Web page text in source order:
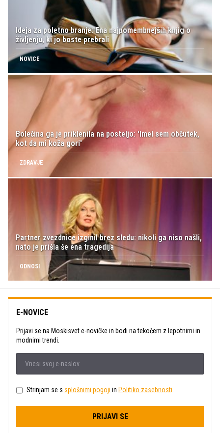
Ideja za poletno branje: Ena najpomembnejših knjig o
življenju, ki jo boste prebrali
NOVICE
Bolečina ga je priklenila na posteljo: 'Imel sem občutek,
kot da mi koža gori'
ZDRAVJE
Partner zvezdnice izginil brez sledu: nikoli ga niso našli,
nato je prišla še ena tragedija
ODNOSI
E-NOVICE
Prijavi se na Moskisvet e-novičke in bodi na tekočem z lepotnimi in
modnimi trendi.
Strinjam se s splošnimi pogoji in Politiko zasebnosti
PRIJAVI SE